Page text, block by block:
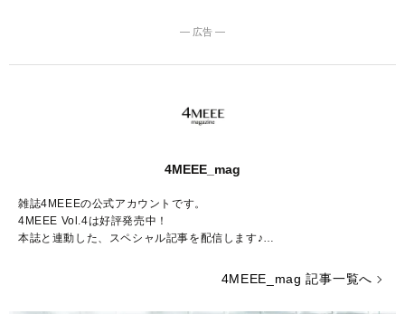
― 広告 ―
4MEEE_mag
雑誌4MEEEの公式アカウントです。
4MEEE Vol.4は好評発売中！
本誌と連動した、スペシャル記事を配信します♪
https://www.amazon.co.jp/dp/4073
4MEEE_mag 記事一覧へ